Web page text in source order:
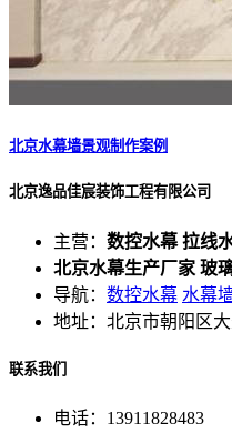
北京水幕墙景观制作案例
北京逸品佳宸装饰工程有限公司
主营： 数控水幕 拉线
北京水幕生产厂家 玻
导航： 数控水幕 水幕
地址：北京市朝阳区
联系我们
电话：13911828483